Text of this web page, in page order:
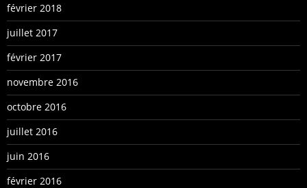
février 2018
juillet 2017
février 2017
novembre 2016
octobre 2016
juillet 2016
juin 2016
février 2016